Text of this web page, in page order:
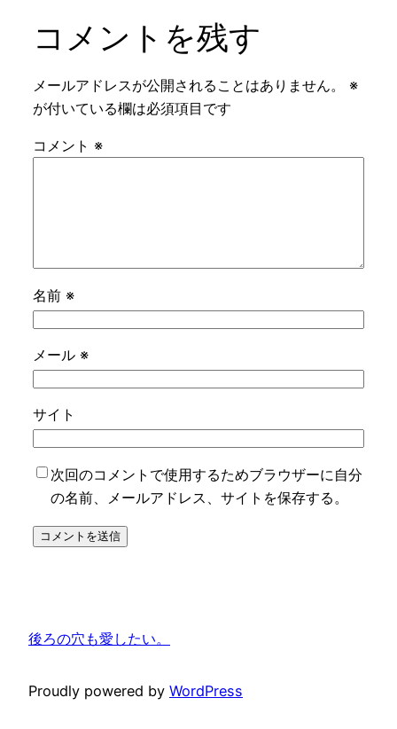
コメントを残す
メールアドレスが公開されることはありません。
※
が付いている欄は必須項目です
コメント ※
名前 ※
メール ※
サイト
次回のコメントで使用するためブラウザーに自分
の名前、メールアドレス、サイトを保存する。
後ろの穴も愛したい。
Proudly powered by WordPress